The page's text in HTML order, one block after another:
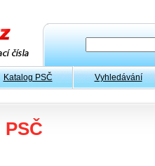
Katalog PSČ Vyhledávání